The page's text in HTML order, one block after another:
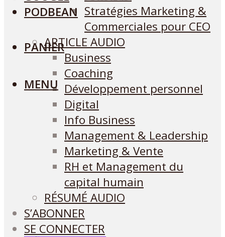
PODBEAN
PANIER
MENU
Stratégies Marketing &
Commerciales pour CEO
ARTICLE AUDIO
Business
Coaching
Développement personnel
Digital
Info Business
Management & Leadership
Marketing & Vente
RH et Management du
capital humain
RÉSUMÉ AUDIO
S’ABONNER
SE CONNECTER